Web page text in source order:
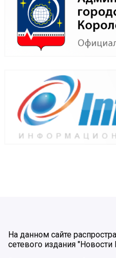
На данном сайте
сетевого издания "Новости